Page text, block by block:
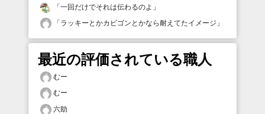
「一回だけでそれは伝わるのよ 」
「ラッキーとかカビゴンとかなら耐えてたイメージ 」
最近の評価されている職人
むー
むー
六助